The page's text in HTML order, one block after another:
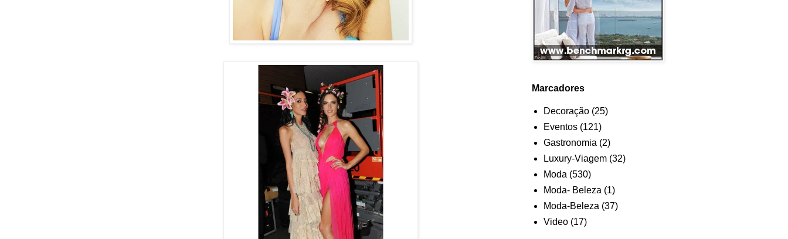
Marcadores
Decoração (25)
Eventos (121)
Gastronomia (2)
Luxury-Viagem (32)
Moda (530)
Moda- Beleza (1)
Moda-Beleza (37)
Video (17)